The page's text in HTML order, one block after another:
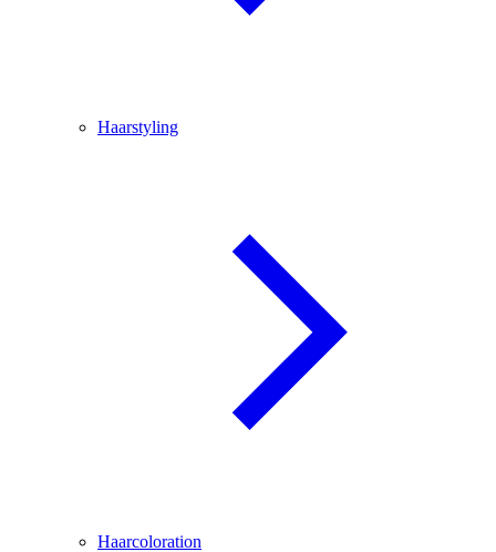
Haarstyling
Haarcoloration